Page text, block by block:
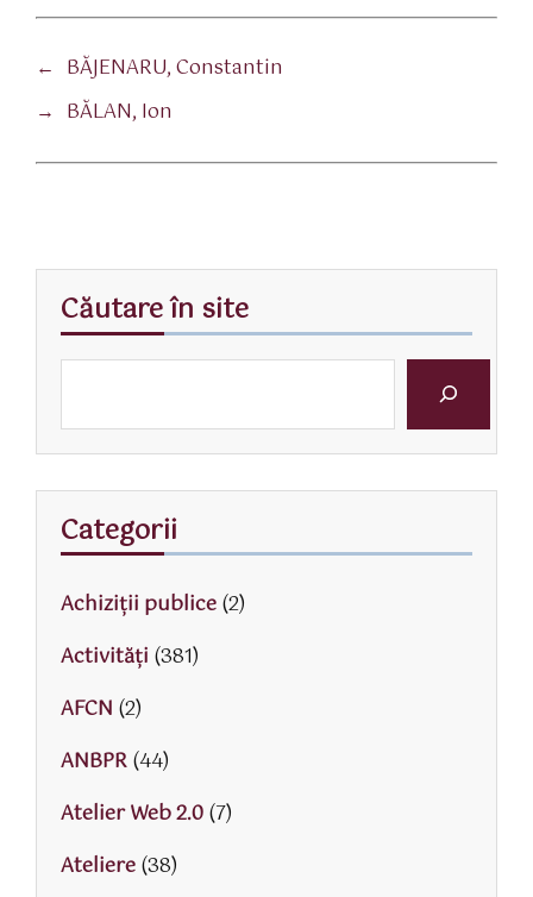
← BĂJENARU, Constantin
→ BĂLAN, Ion
Căutare în site
Categorii
Achiziții publice(2)
Activităţi (381)
AFCN (2)
ANBPR(44)
Atelier Web 2.0(7)
Ateliere(38)